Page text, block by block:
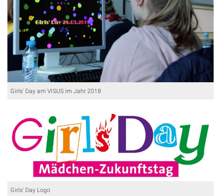
Girls' Day am VISUS im Jahr 2018
Girls' Day Logo